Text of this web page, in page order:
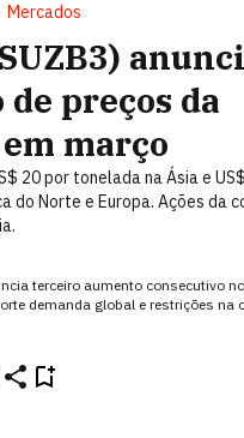
Mercados
preços da
março
20 por tonelada na Ásia e
do Norte e Europa. Ações da
terceiro aumento consecutivo
demanda global e restrições na